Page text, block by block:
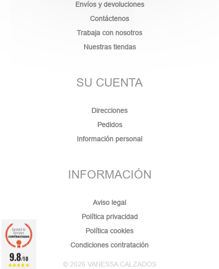
Envíos y devoluciones
Contáctenos
Trabaja con nosotros
Nuestras tiendas
SU CUENTA
Direcciones
Pedidos
Información personal
INFORMACIÓN
Aviso legal
Política privacidad
Política cookies
Condiciones contratación
© 2026 VANESSA CALZADOS
9.8/10